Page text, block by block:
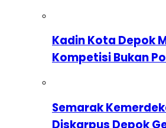
Kadin Kota Depok
Kompetisi Bukan
Semarak
Diskarpus Depok